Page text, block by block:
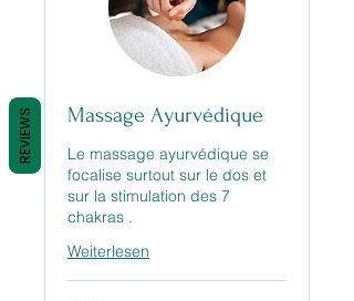
Massage Ayurvédique
Le massage ayurvédique se
focalise surtout sur le dos et
sur la stimulation des 7
chakras .
Weiterlesen
REVIEWS